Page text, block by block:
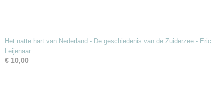
Het natte hart van Nederland - De geschiedenis van de Zuiderzee - Eric
Leijenaar
€ 10,00